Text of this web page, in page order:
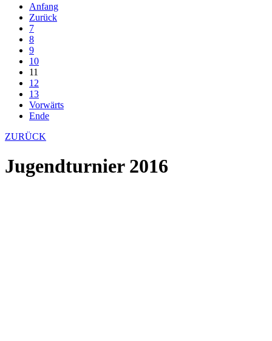
Anfang
Zurück
7
8
9
10
11
12
13
Vorwärts
Ende
ZURÜCK
Jugendturnier 2016